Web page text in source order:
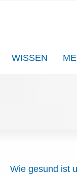
WISSEN
Wie gesund ist